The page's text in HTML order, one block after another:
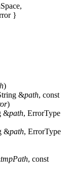
}
)
&path, const
)
&path, ErrorType
&path, ErrorType
tmpPath, const